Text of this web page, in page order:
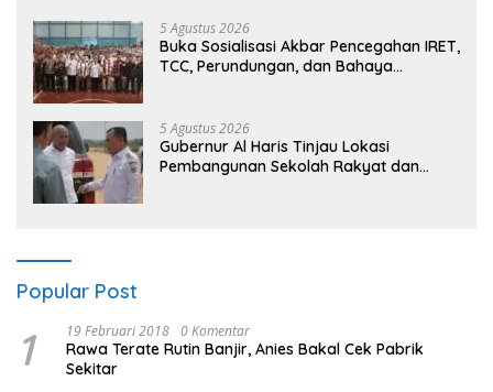
5 Agustus 2026
Buka Sosialisasi Akbar Pencegahan IRET,
TCC, Perundungan, dan Bahaya
masa depan sudah ada di tangan”
5 Agustus 2026
Gubernur Al Haris Tinjau Lokasi
Pembangunan Sekolah Rakyat dan
Popular Post
1 19 Februari 2018 0 Komentar
Rawa Terate Rutin Banjir, Anies Bakal Cek Pabrik
Sekitar